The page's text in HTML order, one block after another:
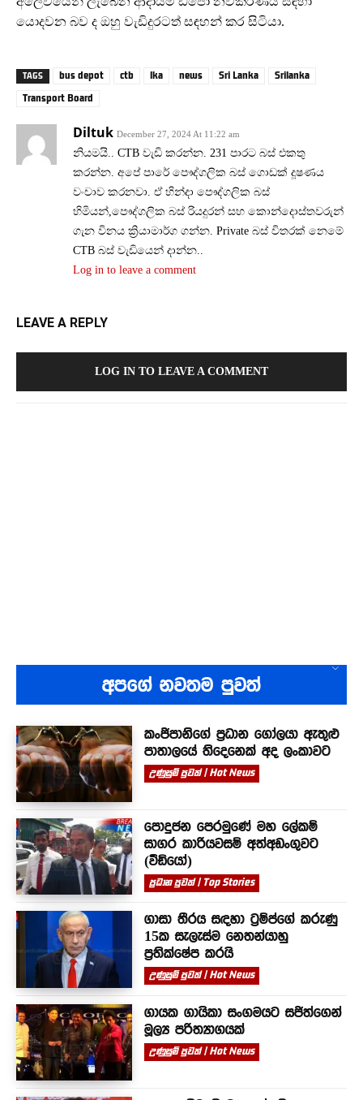
යොදවන බව ද ඔහු වැඩිදුරටත් සඳහන් කර සිටියා.
TAGS bus depot ctb lka news Sri Lanka
Srilanka
Transport Board
Diltuk December 27, 2024 At 11:22 am
නියමයි.. CTB වැඩි කරන්න. 231 පාරට බස් එකතු
කරන්න. අපේ පාරේ පෞද්ගලික බස් ගොඩක් දූෂණය
වංචාව කරනවා. ඒ හින්දා පෞද්ගලික බස්
හිමියන්,පෞද්ගලික බස් රියදුරන් සහ කොන්දොස්තවරුන්
ගැන විනය ක්‍රියාමාර්ග ගන්න. Private බස් විතරක් නෙමේ
CTB බස් වැඩියෙන් දාන්න..
Log in to leave a comment
LEAVE A REPLY
LOG IN TO LEAVE A COMMENT
අපගේ නවතම පුවත්
කංජිපානිගේ ප්‍රධාන ගෝලයා ඇතුළු
පාතාලයේ තිදෙනෙක් අද ලංකාවට
උණුසුම් පුවත් | Hot News
පොදුජන පෙරමුණේ මහ ලේකම්
සාගර කාරියවසම් අත්අඩංගුවට
(වීඩියෝ)
ප්‍රධාන පුවත් | Top Stories
ගාසා තීරය සඳහා ට්‍රම්ප්ගේ කරුණු
15ක සැලැස්ම නෙතන්යාහු
ප්‍රතික්ෂේප කරයි
උණුසුම් පුවත් | Hot News
ගායක ගායිකා සංගමයට සජිත්ගෙන්
මූල්‍ය පරිත්‍යාගයක්
උණුසුම් පුවත් | Hot News